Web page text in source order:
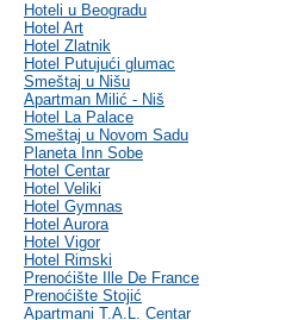
Hoteli u Beogradu
Hotel Art
Hotel Zlatnik
Hotel Putujući glumac
Smeštaj u Nišu
Apartman Milić - Niš
Hotel La Palace
Smeštaj u Novom Sadu
Planeta Inn Sobe
Hotel Centar
Hotel Veliki
Hotel Gymnas
Hotel Aurora
Hotel Vigor
Hotel Rimski
Prenoćište Ille De France
Prenoćište Stojić
Apartmani T.A.L. Centar